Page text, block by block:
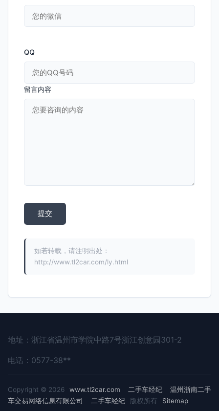
QQ
留言内容
如若转载，请注明出处：
http://www.tl2car.com/ly.html
地址：浙江省温州市学院中路7号浙江创意园301-2
电话：0577-38**
Copyright © 2026 www.tl2car.com 二手车经纪
温州浙南二手
车交易网络信息有限公司
二手车经纪 版权所有 Sitemap